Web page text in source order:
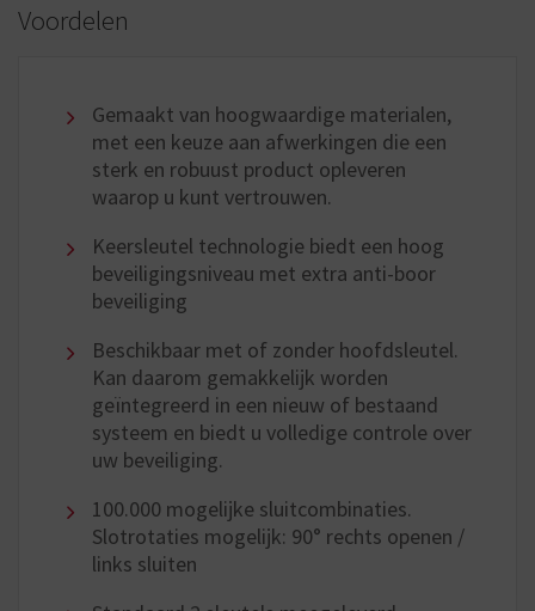
Voordelen
Gemaakt van hoogwaardige materialen,
met een keuze aan afwerkingen die een
sterk en robuust product opleveren
waarop u kunt vertrouwen.
Keersleutel technologie biedt een hoog
beveiligingsniveau met extra anti-boor
beveiliging
Beschikbaar met of zonder hoofdsleutel.
Kan daarom gemakkelijk worden
geïntegreerd in een nieuw of bestaand
systeem en biedt u volledige controle over
uw beveiliging.
100.000 mogelijke sluitcombinaties.
Slotrotaties mogelijk: 90° rechts openen /
links sluiten